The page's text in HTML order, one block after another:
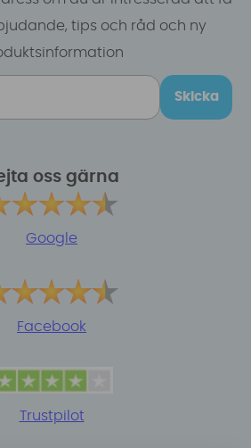
tips och råd och ny
Skicka
oss gärna
Google
Facebook
Trustpilot